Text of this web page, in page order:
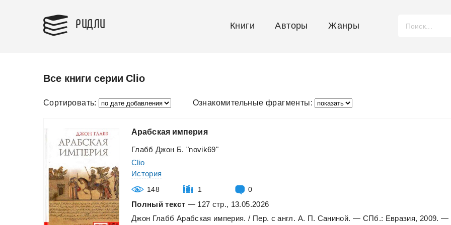
РИДЛИ Книги Авторы Жанры
Все книги серии Clio
Сортировать: Ознакомительные фрагменты:
Арабская империя
Глабб Джон Б. "novik69"
Clio
История
148 1 0
Полный текст — 127 стр., 13.05.2026
Джон Глабб Арабская империя. / Пер. с англ. А. П. Саниной. — СПб.: Евразия, 2009. —